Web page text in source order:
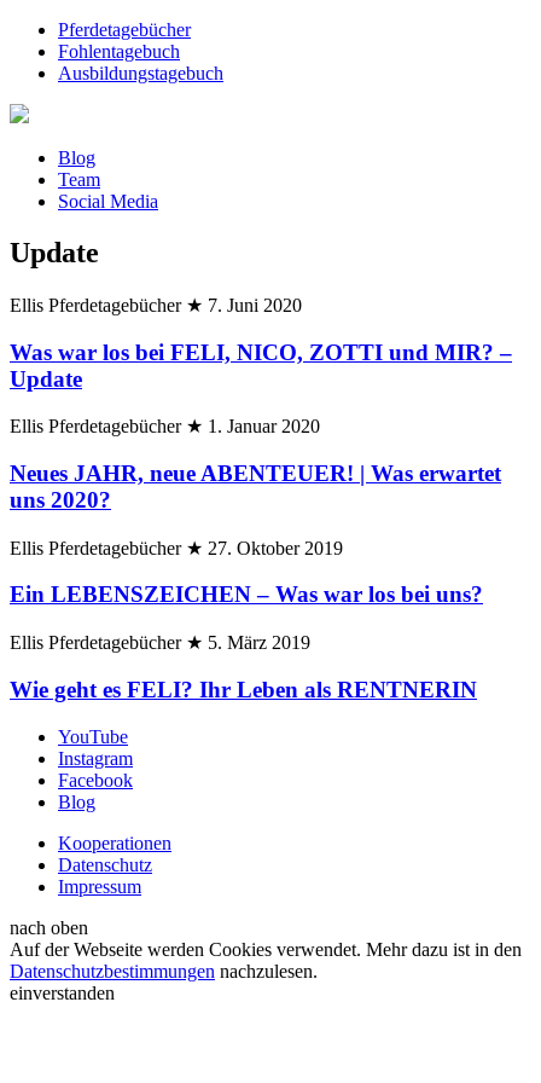
Pferdetagebücher
Fohlentagebuch
Ausbildungstagebuch
Blog
Team
Social Media
Update
Ellis Pferdetagebücher ★ 7. Juni 2020
Was war los bei FELI, NICO, ZOTTI und MIR? –
Update
Ellis Pferdetagebücher ★ 1. Januar 2020
Neues JAHR, neue ABENTEUER! | Was erwartet
uns 2020?
Ellis Pferdetagebücher ★ 27. Oktober 2019
Ein LEBENSZEICHEN – Was war los bei uns?
Ellis Pferdetagebücher ★ 5. März 2019
Wie geht es FELI? Ihr Leben als RENTNERIN
YouTube
Instagram
Facebook
Blog
Kooperationen
Datenschutz
Impressum
nach oben
Auf der Webseite werden Cookies verwendet. Mehr dazu ist in den
Datenschutzbestimmungen nachzulesen.
einverstanden